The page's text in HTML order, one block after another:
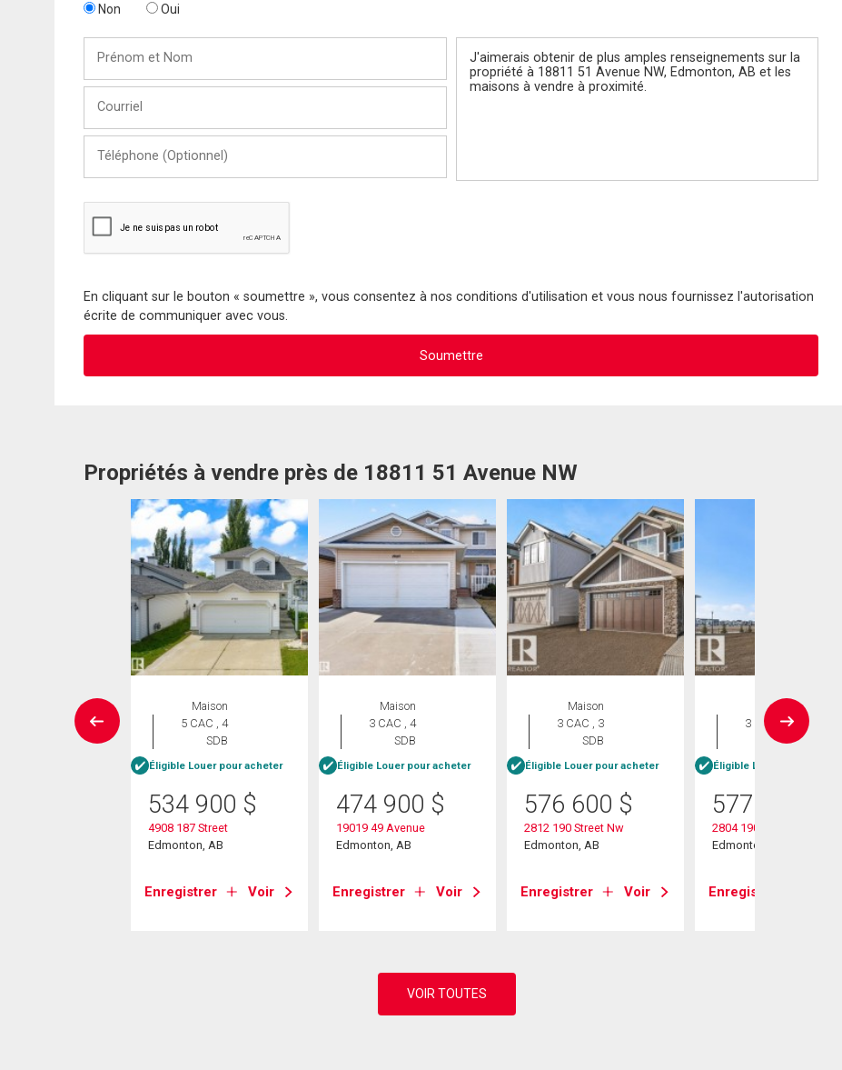
Non Oui
Nom
(Optionnel)
En cliquant sur le bouton « soumettre », vous consentez à nos conditions d'utilisation et vous nous fournissez l'autorisation
écrite de communiquer avec vous.
Propriétés à vendre près de 18811 51 Avenue NW
Maison
5 CAC , 4
SDB
Éligible Louer pour acheter
534 900 $
4908 187 Street
Edmonton, AB
Enregistrer Voir
Maison
3 CAC , 4
SDB
Éligible Louer pour acheter
474 900 $
19019 49 Avenue
Edmonton, AB
Enregistrer Voir
Maison
3 CAC , 3
SDB
Éligible Louer pour acheter
576 600 $
2812 190 Street Nw
Edmonton, AB
Enregistrer Voir
Maison
3 CAC , 3
SDB
Éligible Louer pour acheter
577 600
2804 190 Street Nw
Edmonton, AB
Enregistrer